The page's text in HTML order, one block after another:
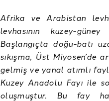
Afrika ve Arabistan
levhasının kuzey-
Başlangıçta doğu-batı
sıkışma, Üst Miyosen’de
gelmiş ve yanal atımlı
Kuzey Anadolu Fayı ile
oluşmuştur. Bu fay